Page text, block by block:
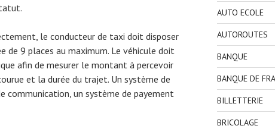
le conducteur de taxi doit disposer
de 9 places au maximum. Le véhicule doit
afin de mesurer le montant à percevoir
et la durée du trajet. Un système de
communication, un système de payement
AUTO ECOLE
AUTOROUTES
BANQUE
BANQUE DE
BILLETTERIE
BRICOLAGE